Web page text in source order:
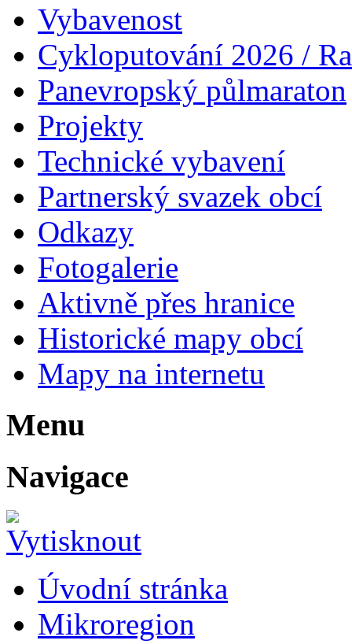
Místo konání:
knihovny, nám. Míru 55,
Typ akce:trhy, výstavy,
Organizátor: Komise pro
Doba trvání:63.1 dní
Poznámka:
Vstupné
Výstava bude přístupná v
plakát
Vytvořeno: 17. 5. 2024
Poslední aktualizace: 31.
< Zpět na Kulturní akce